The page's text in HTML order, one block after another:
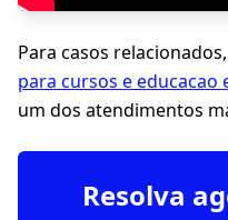
Para casos
para cursos e educacao
um dos atendimentos
Resolva